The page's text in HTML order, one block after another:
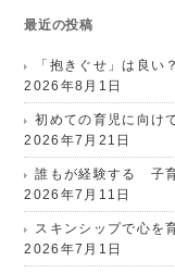
最近の投稿
「抱きぐせ」は良い
2026年8月1日
初めての育児に向け
2026年7月21日
誰もが経験する 子
2026年7月11日
スキンシップで心を
2026年7月1日